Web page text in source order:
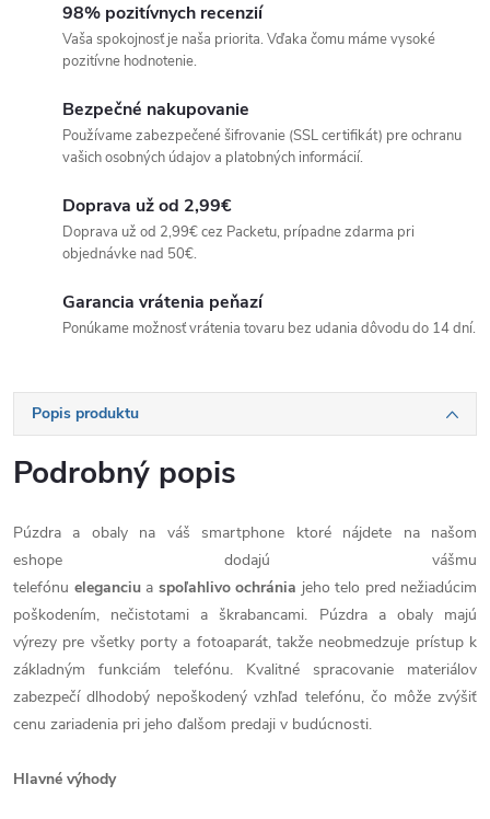
98% pozitívnych recenzií
Vaša spokojnosť je naša priorita. Vďaka čomu máme vysoké
pozitívne hodnotenie.
Bezpečné nakupovanie
Používame zabezpečené šifrovanie (SSL certifikát) pre ochranu
vašich osobných údajov a platobných informácií.
Doprava už od 2,99€
Doprava už od 2,99€ cez Packetu, prípadne zdarma pri
objednávke nad 50€.
Garancia vrátenia peňazí
Ponúkame možnosť vrátenia tovaru bez udania dôvodu do 14 dní.
Popis produktu
Podrobný popis
Púzdra a obaly na váš smartphone ktoré nájdete na našom
eshope dodajú vášmu
telefónu eleganciu a spoľahlivo ochránia jeho telo pred nežiadúcim
poškodením, nečistotami a škrabancami. Púzdra a obaly majú
výrezy pre všetky porty a fotoaparát, takže neobmedzuje prístup k
základným funkciám telefónu. Kvalitné spracovanie materiálov
zabezpečí dlhodobý nepoškodený vzhľad telefónu, čo môže zvýšiť
cenu zariadenia pri jeho ďalšom predaji v budúcnosti.
Hlavné výhody